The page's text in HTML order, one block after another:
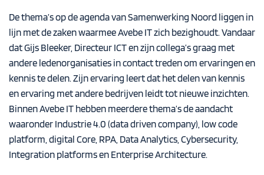
De thema’s op de agenda van Samenwerking Noord liggen in
lijn met de zaken waarmee Avebe IT zich bezighoudt. Vandaar
dat Gijs Bleeker, Directeur ICT en zijn collega’s graag met
andere ledenorganisaties in contact treden om ervaringen en
kennis te delen. Zijn ervaring leert dat het delen van kennis
en ervaring met andere bedrijven leidt tot nieuwe inzichten.
Binnen Avebe IT hebben meerdere thema’s de aandacht
waaronder Industrie 4.0 (data driven company), low code
platform, digital Core, RPA, Data Analytics, Cybersecurity,
Integration platforms en Enterprise Architecture.